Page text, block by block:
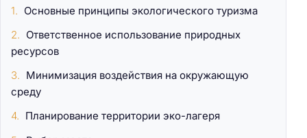
Основные принципы экологического туризма
Ответственное использование природных
ресурсов
Минимизация воздействия на окружающую
среду
Планирование территории эко-лагеря